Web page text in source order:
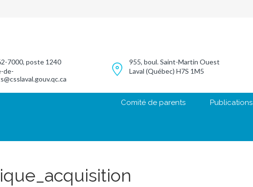
7000, poste 1240
de-
955, boul. Saint-Martin Ouest
Laval (Québec) H7S 1M5
Comité de parents Publications